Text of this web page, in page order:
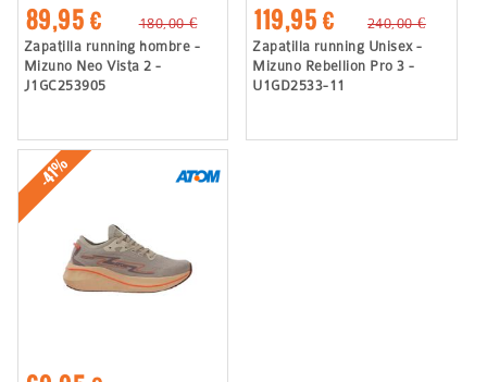
89,95 €
180,00 €
Zapatilla running hombre -
Mizuno Neo Vista 2 -
J1GC253905
119,95 €
240,00 €
Zapatilla running Unisex -
Mizuno Rebellion Pro 3 -
U1GD2533-11
-41%